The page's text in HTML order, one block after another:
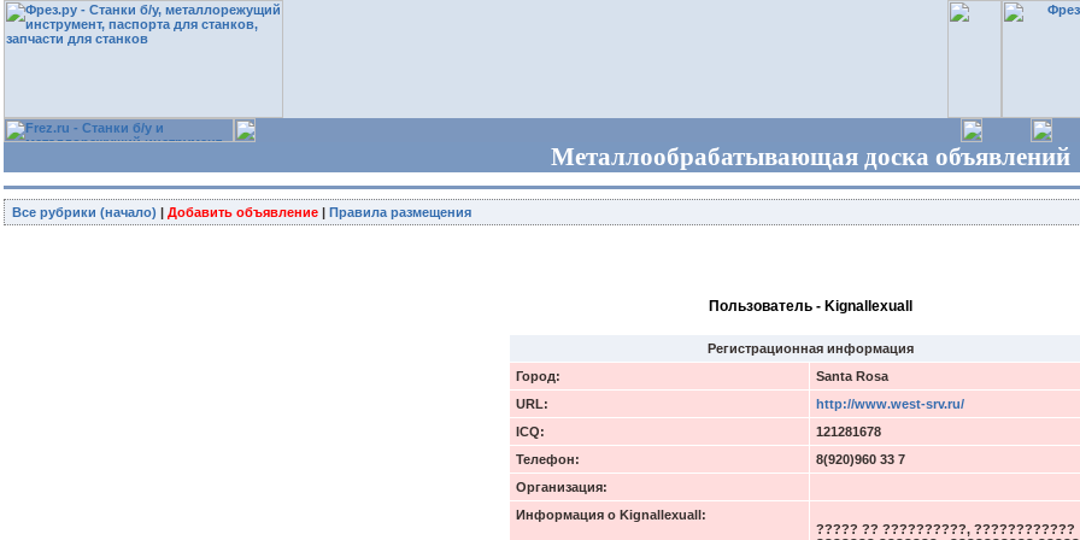
Металлообрабатывающая доска объявлений
Все рубрики (начало) | Добавить объявление | Правила размещения
Пользователь - Kignallexuall
Регистрационная информация
Город:
Santa Rosa
URL:
http://www.west-srv.ru/
ICQ:
121281678
Телефон:
8(920)960 33 7
Организация:
Информация о Kignallexuall:
????? ?? ??????????, ????????????